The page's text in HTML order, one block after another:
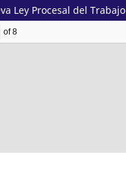
Ley Procesal del Trabajo